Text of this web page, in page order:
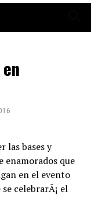
las bases y
enamorados que
en el evento
se celebrarÃ¡ el